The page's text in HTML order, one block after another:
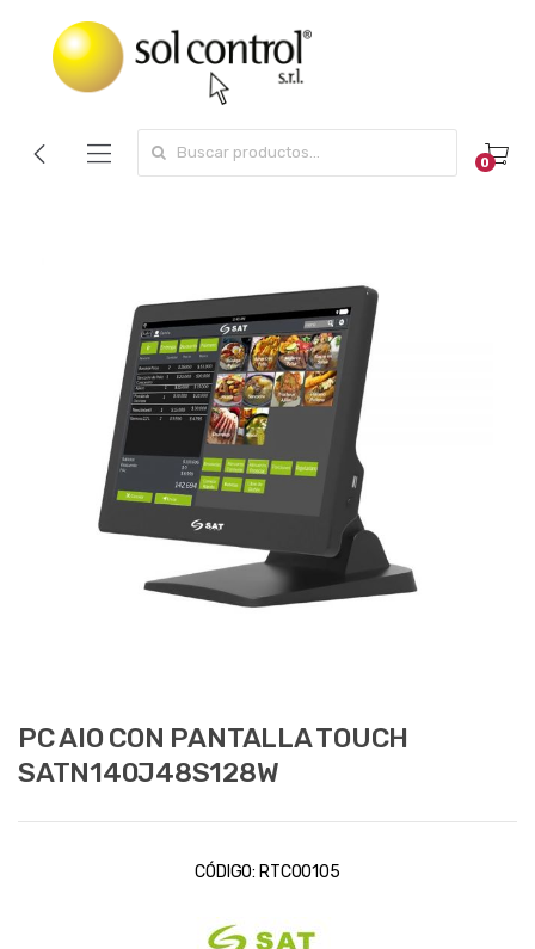
0
PC AIO CON PANTALLA TOUCH
SATN140J48S128W
CÓDIGO: RTC00105